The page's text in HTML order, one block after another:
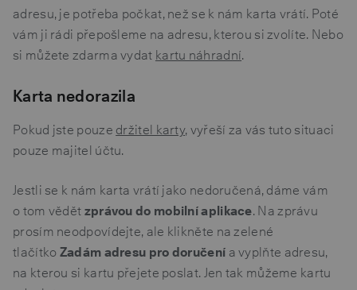
adresu, je potřeba počkat, než se k nám karta vrátí. Poté
vám ji rádi přepošleme na adresu, kterou si zvolíte. Nebo
si můžete zdarma vydat kartu náhradní.
Karta nedorazila
Pokud jste pouze držitel karty, vyřeší za vás tuto situaci
pouze majitel účtu.
Jestli se k nám karta vrátí jako nedoručená, dáme vám
o tom vědět zprávou do mobilní aplikace. Na zprávu
prosím neodpovídejte, ale klikněte na zelené
tlačítko Zadám adresu pro doručení a vyplňte adresu,
na kterou si kartu přejete poslat. Jen tak můžeme kartu